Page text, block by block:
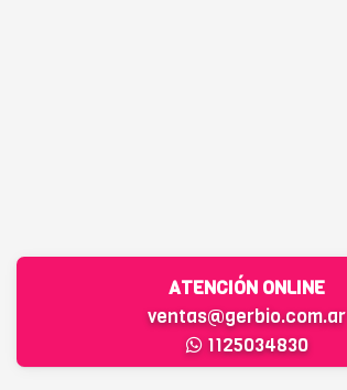
ATENCIÓN ONLINE
ventas@gerbio.com.ar
1125034830